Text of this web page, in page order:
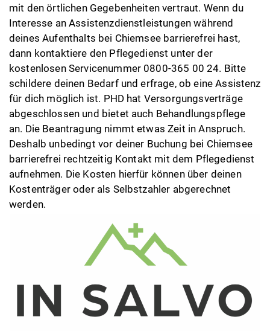
mit den örtlichen Gegebenheiten vertraut. Wenn du
Interesse an Assistenzdienstleistungen während
deines Aufenthalts bei Chiemsee barrierefrei hast,
dann kontaktiere den Pflegedienst unter der
kostenlosen Servicenummer 0800-365 00 24. Bitte
schildere deinen Bedarf und erfrage, ob eine Assistenz
für dich möglich ist. PHD hat Versorgungsverträge
abgeschlossen und bietet auch Behandlungspflege
an. Die Beantragung nimmt etwas Zeit in Anspruch.
Deshalb unbedingt vor deiner Buchung bei Chiemsee
barrierefrei rechtzeitig Kontakt mit dem Pflegedienst
aufnehmen. Die Kosten hierfür können über deinen
Kostenträger oder als Selbstzahler abgerechnet
werden.